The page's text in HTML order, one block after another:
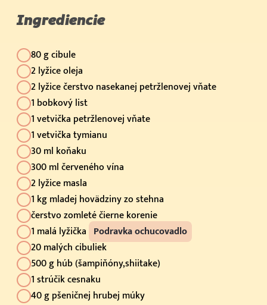
Ingrediencie
80 g cibule
2 lyžice oleja
2 lyžice čerstvo nasekanej petržlenovej vňate
1 bobkový list
1 vetvička petržlenovej vňate
1 vetvička tymianu
30 ml koňaku
300 ml červeného vína
2 lyžice masla
1 kg mladej hovädziny zo stehna
čerstvo zomleté čierne korenie
1 malá lyžička Podravka ochucovadlo
20 malých cibuliek
500 g húb (šampiňóny,shiitake)
1 strúčik cesnaku
40 g pšeničnej hrubej múky